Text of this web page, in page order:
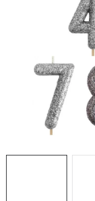
ZDRAVÉ PEČENÍ
DÁRKOVÉ
TÉMATICKÉ
PROFI BALENÍ
NOVÉ ZBOŽÍ